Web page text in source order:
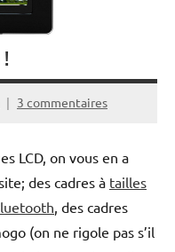
3 commentaires
LCD, on vous en a
des cadres à tailles
, des cadres
(on ne rigole pas s’il